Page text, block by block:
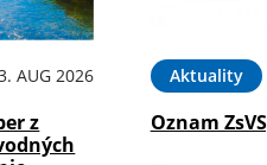
AUG 2026
z
Aktuality
Oznam